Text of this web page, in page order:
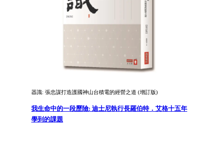
器識: 張忠謀打造護國神山台積電的經營之道 (增訂版)
我生命中的一段歷險: 迪士尼執行長羅伯特．艾格十五年
學到的課題